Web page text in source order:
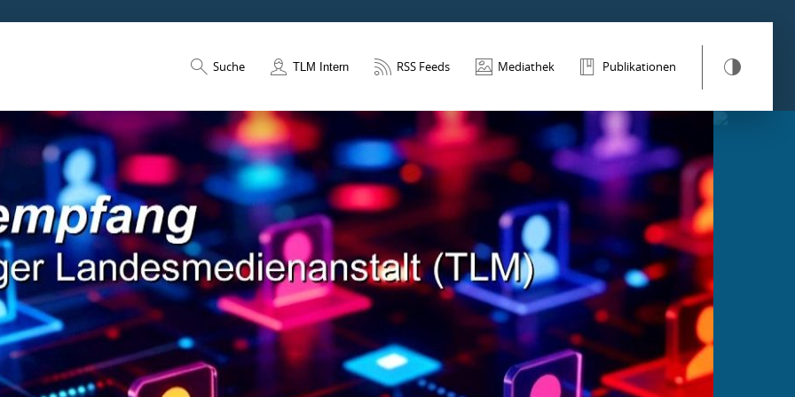
Suche TLM Intern RSS Feeds Mediathek Publikationen